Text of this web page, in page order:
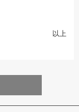
以上